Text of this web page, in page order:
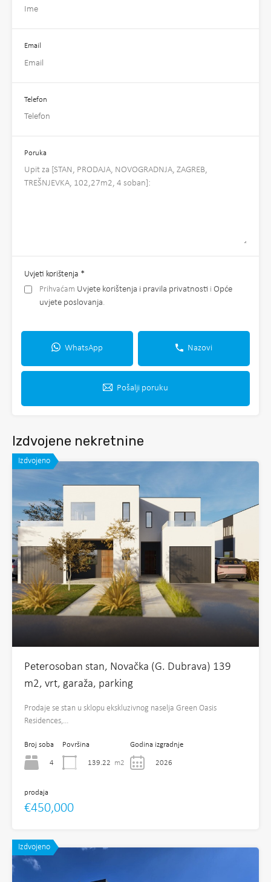
Email
Telefon
Poruka
Uvjeti korištenja *
Prihvaćam Uvjete korištenja i pravila privatnosti i Opće
uvjete poslovanja.
WhatsApp Nazovi
Pošalji poruku
Izdvojene nekretnine
Izdvojeno
Peterosoban stan, Novačka (G. Dubrava) 139
m2, vrt, garaža, parking
Prodaje se stan u sklopu ekskluzivnog naselja Green Oasis
Residences,…
Broj soba
4
Površina
139.22 m2
Godina izgradnje
2026
prodaja
€450,000
Izdvojeno